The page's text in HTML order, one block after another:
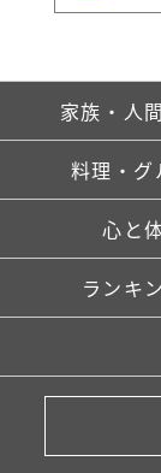
家族・人
料理・グ
心と
ランキ